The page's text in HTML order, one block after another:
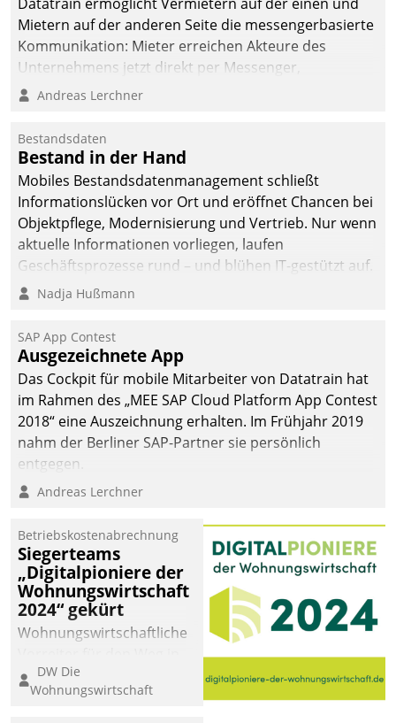
Mietern auf der anderen Seite die messengerbasierte
Kommunikation: Mieter erreichen Akteure des
Unternehmens jetzt direkt per Messenger,
Mitarbeiter oder Dienstleister empfangen oder
Andreas Lerchner
Bestandsdaten
Bestand in der Hand
Mobiles Bestandsdatenmanagement schließt
Informationslücken vor Ort und eröffnet Chancen bei
Objektpflege, Modernisierung und Vertrieb. Nur wenn
aktuelle Informationen vorliegen, laufen
Geschäftsprozesse rund – und blühen IT-gestützt auf.
Nadja Hußmann
SAP App Contest
Ausgezeichnete App
Das Cockpit für mobile Mitarbeiter von Datatrain hat
im Rahmen des „MEE SAP Cloud Platform App Contest
2018“ eine Auszeichnung erhalten. Im Frühjahr 2019
nahm der Berliner SAP-Partner sie persönlich
entgegen.
Andreas Lerchner
Betriebskostenabrechnung
Siegerteams
„Digitalpioniere der
Wohnungswirtschaft
2024“ gekürt
Wohnungswirtschaftliche
eine digitale Zukunft zu
finden, ist das Ziel des
DW Die
Wohnungswirtschaft